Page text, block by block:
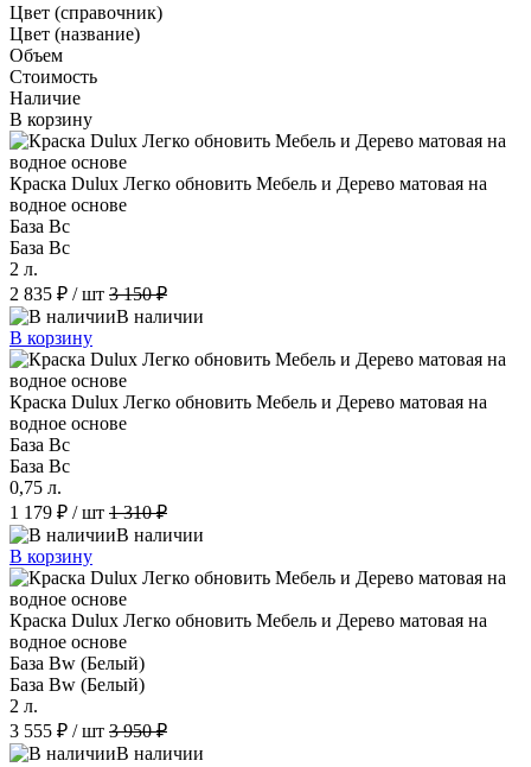
Цвет (справочник)
Цвет (название)
Объем
Стоимость
Наличие
В корзину
Краска Dulux Легко обновить Мебель и Дерево матовая на
водное основе
База Bc
База Bc
2 л.
2 835 ₽ / шт 3 150 ₽
В наличии
В корзину
Краска Dulux Легко обновить Мебель и Дерево матовая на
водное основе
База Bc
База Bc
0,75 л.
1 179 ₽ / шт 1 310 ₽
В наличии
В корзину
Краска Dulux Легко обновить Мебель и Дерево матовая на
водное основе
База Bw (Белый)
База Bw (Белый)
2 л.
3 555 ₽ / шт 3 950 ₽
В наличии